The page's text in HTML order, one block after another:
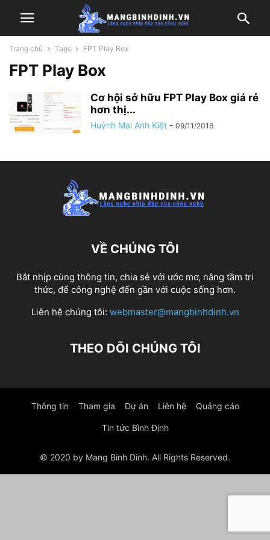
Trang chủ Tags FPT Play Box
FPT Play Box
Cơ hội sở hữu FPT Play Box giá rẻ
hơn thị...
Huỳnh Mai Anh Kiệt - 09/11/2016
VỀ CHÚNG TÔI
Bắt nhịp cùng thông tin, chia sẻ với ước mơ, nâng tầm tri
thức, để công nghệ đến gần với cuộc sống hơn.
Liên hệ chúng tôi: webmaster@mangbinhdinh.vn
THEO DÕI CHÚNG TÔI
Thông tin Tham gia Dự án Liên hệ Quảng cáo
Tin tức Bình Định
© 2020 by Mang Binh Dinh. All Rights Reserved.